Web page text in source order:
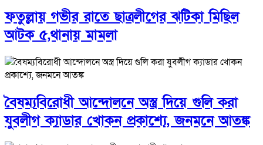
ফতুল্লায় গভীর রাতে ছাত্রলীগের ঝটিকা মিছিল
আটক ৫,থানায় মামলা
বৈষম্যবিরোধী আন্দোলনে অস্ত্র দিয়ে গুলি করা
যুবলীগ ক্যাডার খোকন প্রকাশ্যে, জনমনে আতঙ্ক